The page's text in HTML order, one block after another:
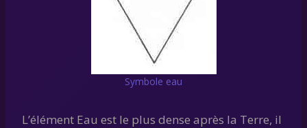
Symbole eau
L’élément Eau est le plus dense après la Terre, il